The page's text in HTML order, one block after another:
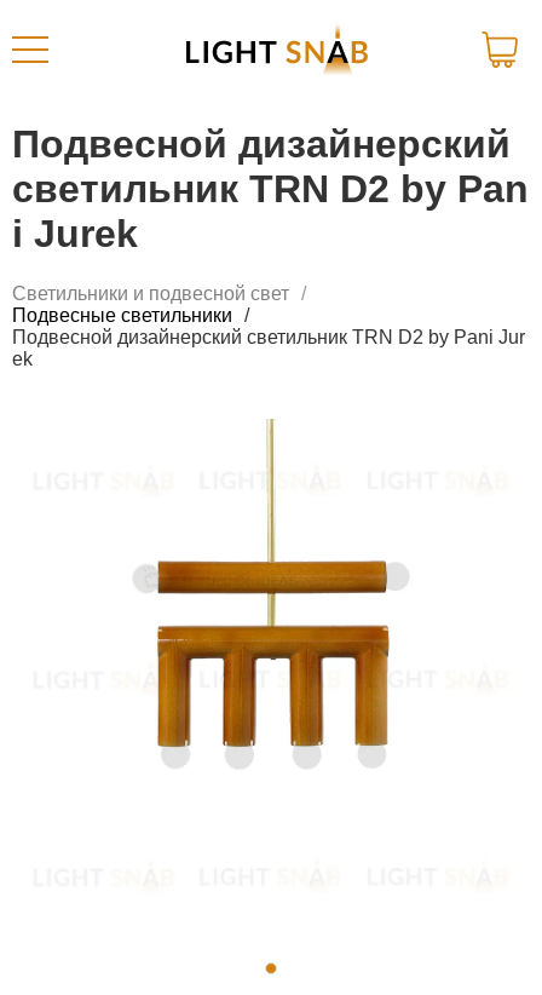
Подвесной дизайнерский
светильник TRN D2 by Pan
i Jurek
Светильники и подвесной свет
Подвесные светильники
Подвесной дизайнерский светильник TRN D2 by Pani Jur
ek